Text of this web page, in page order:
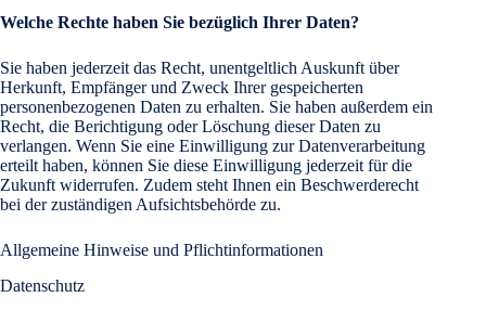
Welche Rechte haben Sie bezüglich Ihrer Daten?
Sie haben jederzeit das Recht, unentgeltlich Auskunft über
Herkunft, Empfänger und Zweck Ihrer gespeicherten
personenbezogenen Daten zu erhalten. Sie haben außerdem ein
Recht, die Berichtigung oder Löschung dieser Daten zu
verlangen. Wenn Sie eine Einwilligung zur Datenverarbeitung
erteilt haben, können Sie diese Einwilligung jederzeit für die
Zukunft widerrufen. Zudem steht Ihnen ein Beschwerderecht
bei der zuständigen Aufsichtsbehörde zu.
Allgemeine Hinweise und Pflichtinformationen
Datenschutz